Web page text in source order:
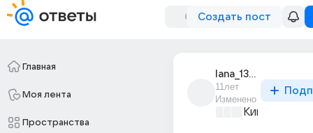
Создать пост
Главная
Моя лента
Пространства
lana_13953
11лет
Изменено
Киномания